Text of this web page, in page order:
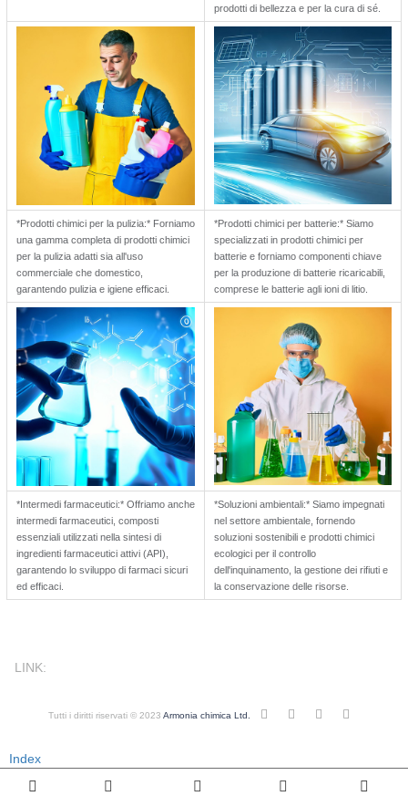
prodotti di bellezza e per la cura di sé.
*Prodotti chimici per la pulizia:* Forniamo
una gamma completa di prodotti chimici
per la pulizia adatti sia all'uso
commerciale che domestico,
garantendo pulizia e igiene efficaci.
*Prodotti chimici per batterie:* Siamo
specializzati in prodotti chimici per
batterie e forniamo componenti chiave
per la produzione di batterie ricaricabili,
comprese le batterie agli ioni di litio.
*Intermedi farmaceutici:* Offriamo anche
intermedi farmaceutici, composti
essenziali utilizzati nella sintesi di
ingredienti farmaceutici attivi (API),
garantendo lo sviluppo di farmaci sicuri
ed efficaci.
*Soluzioni ambientali:* Siamo impegnati
nel settore ambientale, fornendo
soluzioni sostenibili e prodotti chimici
ecologici per il controllo
dell'inquinamento, la gestione dei rifiuti e
la conservazione delle risorse.
LINK:
Tutti i diritti riservati © 2023 Armonia chimica Ltd.
Index